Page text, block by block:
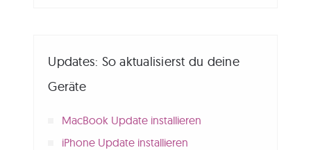
Updates: So aktualisierst du deine
Geräte
MacBook Update installieren
iPhone Update installieren